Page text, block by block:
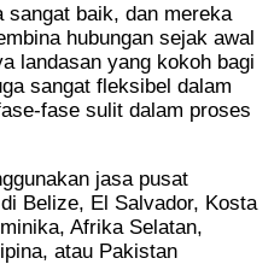
sangat baik, dan mereka
hubungan sejak awal
landasan yang kokoh bagi
sangat fleksibel dalam
fase sulit dalam proses
jasa pusat
Belize, El Salvador, Kosta
Afrika Selatan,
atau Pakistan